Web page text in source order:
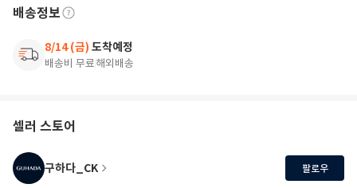
배송정보
8/14 (금) 도착예정
배송비 무료해외배송
셀러 스토어
구하다_CK 팔로우